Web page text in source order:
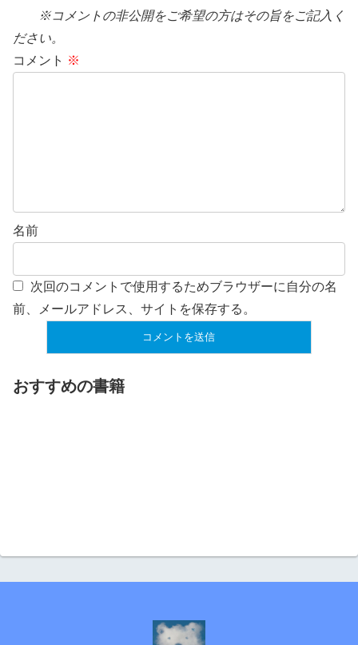
※コメントの非公開をご希望の方はその旨をご記入く
ださい。
コメント ※
名前
次回のコメントで使用するためブラウザーに自分の名
前、メールアドレス、サイトを保存する。
おすすめの書籍